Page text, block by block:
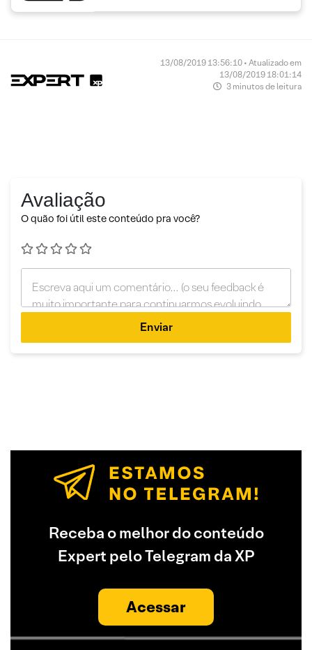
13/08/2019 13:56:10 • Atualizado em
13/08/2019 18:01:14
3 minutos de leitura
Avaliação
O quão foi útil este conteúdo pra você?
Enviar
Receba o melhor do conteúdo
Expert pelo Telegram da XP
Acessar